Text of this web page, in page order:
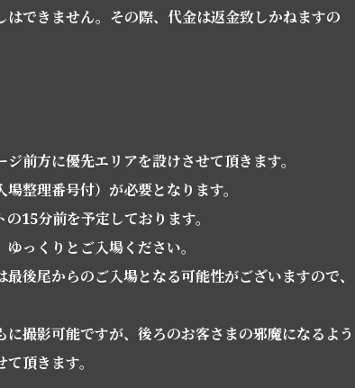
はできません。その際、代金は返金致しかねますの
前方に優先エリアを設けさせて頂きます。
整理番号付）が必要となります。
15分前を予定しております。
っくりとご入場ください。
後尾からのご入場となる可能性がございますので、
撮影可能ですが、後ろのお客さまの邪魔になるよう
頂きます。